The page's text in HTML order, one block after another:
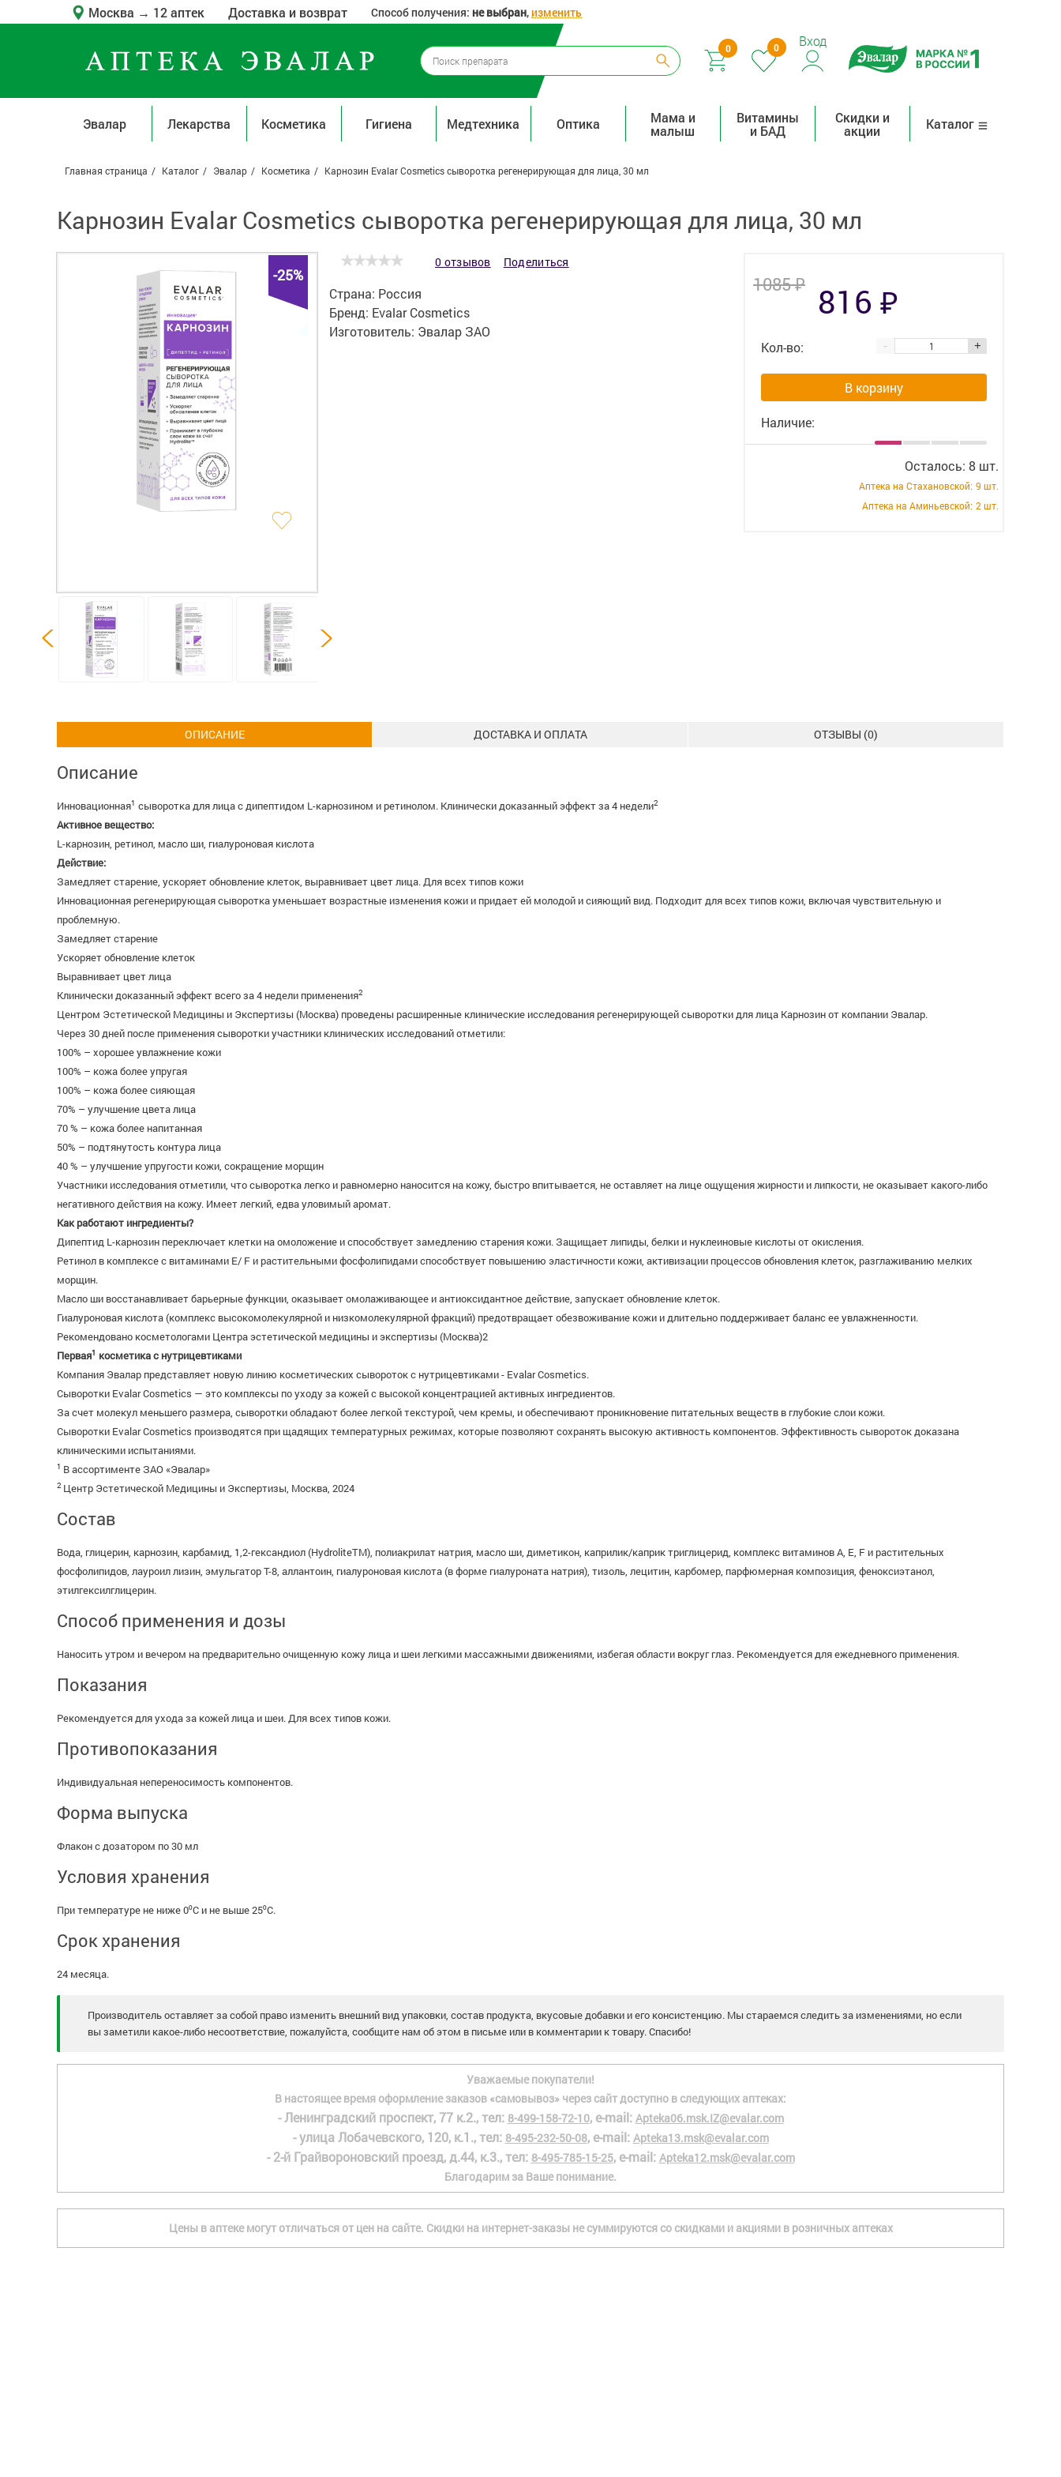
Москва → 12 аптек Доставка и возврат Способ получения: не выбран,изменить
0 0 Вход
Эвалар Лекарства Косметика Гигиена Медтехника Оптика
Мама и
малыш
Витамины
и БАД
Скидки и
акции
Каталог
Главная страница Каталог Эвалар Косметика Карнозин Evalar Cosmetics сыворотка регенерирующая для лица, 30 мл
Карнозин Evalar Cosmetics сыворотка регенерирующая для лица, 30 мл
-25%
0 отзывов Поделиться
Страна: Россия
Бренд: Evalar Cosmetics
Изготовитель: Эвалар ЗАО
1085₽ 816 ₽
Кол-во: - +
В корзину
Наличие:
Осталось: 8 шт.
Аптека на Стахановской: 9 шт.
Аптека на Аминьевской: 2 шт.
ОПИСАНИЕ ДОСТАВКА И ОПЛАТА ОТЗЫВЫ (0)
Описание
Инновационная1 сыворотка для лица с дипептидом L-карнозином и ретинолом. Клинически доказанный эффект за 4 недели2
Активное вещество:
L-карнозин, ретинол, масло ши, гиалуроновая кислота
Действие:
Замедляет старение, ускоряет обновление клеток, выравнивает цвет лица. Для всех типов кожи
Инновационная регенерирующая сыворотка уменьшает возрастные изменения кожи и придает ей молодой и сияющий вид. Подходит для всех типов кожи, включая чувствительную и
проблемную.
Замедляет старение
Ускоряет обновление клеток
Выравнивает цвет лица
Клинически доказанный эффект всего за 4 недели применения2
Центром Эстетической Медицины и Экспертизы (Москва) проведены расширенные клинические исследования регенерирующей сыворотки для лица Карнозин от компании Эвалар.
Через 30 дней после применения сыворотки участники клинических исследований отметили:
100% – хорошее увлажнение кожи
100% – кожа более упругая
100% – кожа более сияющая
70% – улучшение цвета лица
70 % – кожа более напитанная
50% – подтянутость контура лица
40 % – улучшение упругости кожи, сокращение морщин
Участники исследования отметили, что сыворотка легко и равномерно наносится на кожу, быстро впитывается, не оставляет на лице ощущения жирности и липкости, не оказывает какого-либо
негативного действия на кожу. Имеет легкий, едва уловимый аромат.
Как работают ингредиенты?
Дипептид L-карнозин переключает клетки на омоложение и способствует замедлению старения кожи. Защищает липиды, белки и нуклеиновые кислоты от окисления.
Ретинол в комплексе с витаминами E/ F и растительными фосфолипидами способствует повышению эластичности кожи, активизации процессов обновления клеток, разглаживанию мелких
морщин.
Масло ши восстанавливает барьерные функции, оказывает омолаживающее и антиоксидантное действие, запускает обновление клеток.
Гиалуроновая кислота (комплекс высокомолекулярной и низкомолекулярной фракций) предотвращает обезвоживание кожи и длительно поддерживает баланс ее увлажненности.
Рекомендовано косметологами Центра эстетической медицины и экспертизы (Москва)2
Первая1 косметика с нутрицевтиками
Компания Эвалар представляет новую линию косметических сывороток с нутрицевтиками - Evalar Cosmetics.
Сыворотки Evalar Cosmetics — это комплексы по уходу за кожей с высокой концентрацией активных ингредиентов.
За счет молекул меньшего размера, сыворотки обладают более легкой текстурой, чем кремы, и обеспечивают проникновение питательных веществ в глубокие слои кожи.
Сыворотки Evalar Cosmetics производятся при щадящих температурных режимах, которые позволяют сохранять высокую активность компонентов. Эффективность сывороток доказана
клиническими испытаниями.
1 В ассортименте ЗАО «Эвалар»
2 Центр Эстетической Медицины и Экспертизы, Москва, 2024
Состав
Вода, глицерин, карнозин, карбамид, 1,2-гександиол (HydroliteTM), полиакрилат натрия, масло ши, диметикон, каприлик/каприк триглицерид, комплекс витаминов A, E, F и растительных
фосфолипидов, лауроил лизин, эмульгатор Т-8, аллантоин, гиалуроновая кислота (в форме гиалуроната натрия), тизоль, лецитин, карбомер, парфюмерная композиция, феноксиэтанол,
этилгексилглицерин.
Способ применения и дозы
Наносить утром и вечером на предварительно очищенную кожу лица и шеи легкими массажными движениями, избегая области вокруг глаз. Рекомендуется для ежедневного применения.
Показания
Рекомендуется для ухода за кожей лица и шеи. Для всех типов кожи.
Противопоказания
Индивидуальная непереносимость компонентов.
Форма выпуска
Флакон с дозатором по 30 мл
Условия хранения
При температуре не ниже 0⁰С и не выше 25⁰С.
Срок хранения
24 месяца.
Производитель оставляет за собой право изменить внешний вид упаковки, состав продукта, вкусовые добавки и его консистенцию. Мы стараемся следить за изменениями, но если
вы заметили какое-либо несоответствие, пожалуйста, сообщите нам об этом в письме или в комментарии к товару. Спасибо!
Уважаемые покупатели!
В настоящее время оформление заказов «самовывоз» через сайт доступно в следующих аптеках:
- Ленинградский проспект, 77 к.2., тел: 8-499-158-72-10, e-mail: Apteka06.msk.IZ@evalar.com
- улица Лобачевского, 120, к.1., тел: 8-495-232-50-08, e-mail: Apteka13.msk@evalar.com
- 2-й Грайвороновский проезд, д.44, к.3., тел: 8-495-785-15-25, e-mail: Apteka12.msk@evalar.com
Благодарим за Ваше понимание.
Цены в аптеке могут отличаться от цен на сайте. Скидки на интернет-заказы не суммируются со скидками и акциями в розничных аптеках